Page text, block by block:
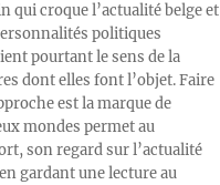
qui croque l’actualité belge et
politiques
pourtant le sens de la
dont elles font l’objet. Faire
est la marque de
mondes permet au
son regard sur l’actualité
gardant une lecture au